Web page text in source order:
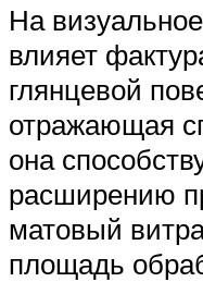
На
влияет
глянцевой
отражающая
она
расширению
матовый
площадь